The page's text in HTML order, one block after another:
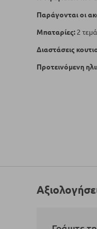
Παράγονται οι
Μπαταρίες: 2
Διαστάσεις
Προτεινόμενη